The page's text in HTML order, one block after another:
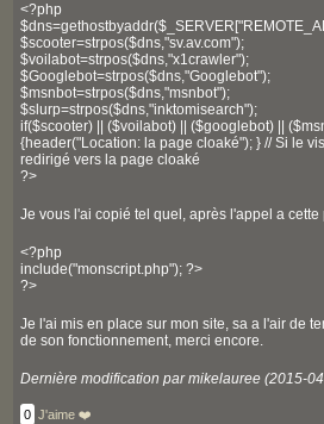
<?php
$scooter=strpos($dns,"sv.av.com");
$voilabot=strpos($dns,"x1crawler");
$Googlebot=strpos($dns,"Googlebot");
$msnbot=strpos($dns,"msnbot");
$slurp=strpos($dns,"inktomisearch");
if($scooter) || ($voilabot) || ($googlebot) ||
{header("Location: la page cloaké"); } // Si le
redirigé vers la page cloaké
?>
Je vous l'ai copié tel quel, après l'appel a
<?php
include("monscript.php"); ?>
?>
Je l'ai mis en place sur mon site, sa a l'air de
de son fonctionnement, merci encore.
Dernière modification par mikelauree (2015-
0 J'aime ❤️